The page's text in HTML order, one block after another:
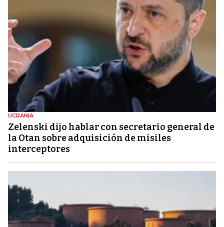
UCRANIA
Zelenski dijo hablar con secretario general de
la Otan sobre adquisición de misiles
interceptores